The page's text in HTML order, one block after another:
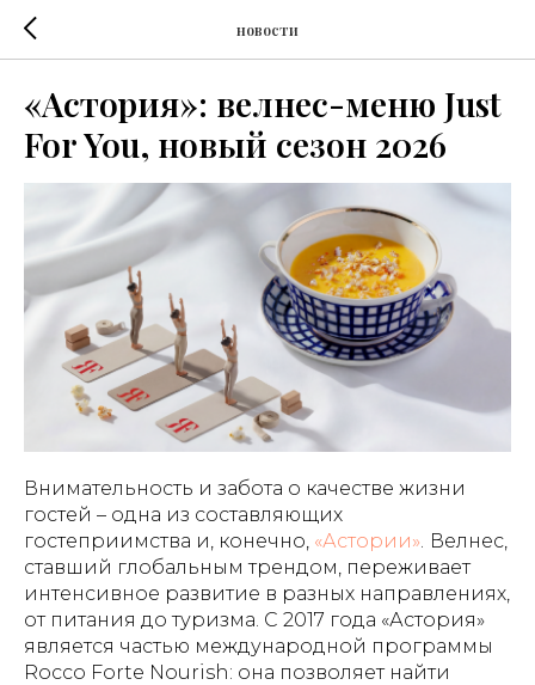
новости
«Астория»: велнес-меню Just
For You, новый сезон 2026
Внимательность и забота о качестве жизни
гостей – одна из составляющих
гостеприимства и, конечно, «Астории» Велнес,
ставший глобальным трендом, переживает
интенсивное развитие в разных направлениях,
от питания до туризма. С 2017 года «Астория»
является частью международной программы
Rocco Forte Nourish: она позволяет найти